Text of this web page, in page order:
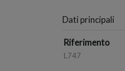
Dati principali
Riferimento
L747